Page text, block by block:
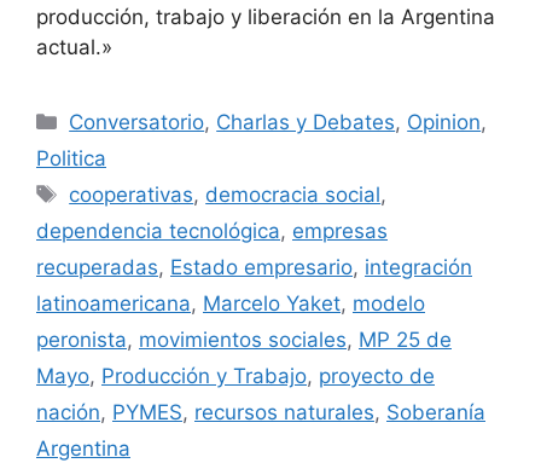
producción, trabajo y liberación en la Argentina
actual.»
Conversatorio, Charlas y Debates, Opinion,
Politica
cooperativas, democracia social,
dependencia tecnológica, empresas
recuperadas, Estado empresario, integración
latinoamericana, Marcelo Yaket, modelo
peronista, movimientos sociales, MP 25 de
Mayo, Producción y Trabajo, proyecto de
nación, PYMES, recursos naturales, Soberanía
Argentina